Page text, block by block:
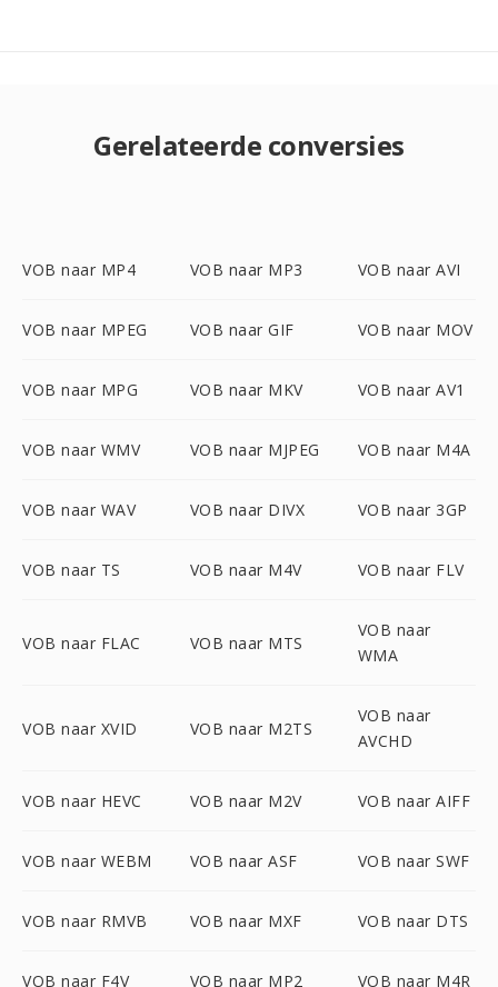
Gerelateerde conversies
VOB naar MP4 VOB naar MP3 VOB naar AVI
VOB naar MPEG VOB naar GIF VOB naar MOV
VOB naar MPG VOB naar MKV VOB naar AV1
VOB naar WMV VOB naar MJPEG VOB naar M4A
VOB naar WAV VOB naar DIVX VOB naar 3GP
VOB naar TS VOB naar M4V VOB naar FLV
VOB naar FLAC VOB naar MTS
VOB naar
WMA
VOB naar XVID VOB naar M2TS
VOB naar
AVCHD
VOB naar HEVC VOB naar M2V VOB naar AIFF
VOB naar WEBM VOB naar ASF VOB naar SWF
VOB naar RMVB VOB naar MXF VOB naar DTS
VOB naar F4V VOB naar MP2 VOB naar M4R